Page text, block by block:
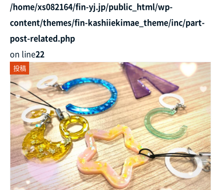
/home/xs082164/fin-yj.jp/public_html/wp-
content/themes/fin-kashiiekimae_theme/inc/part-
post-related.php
on line22
投稿